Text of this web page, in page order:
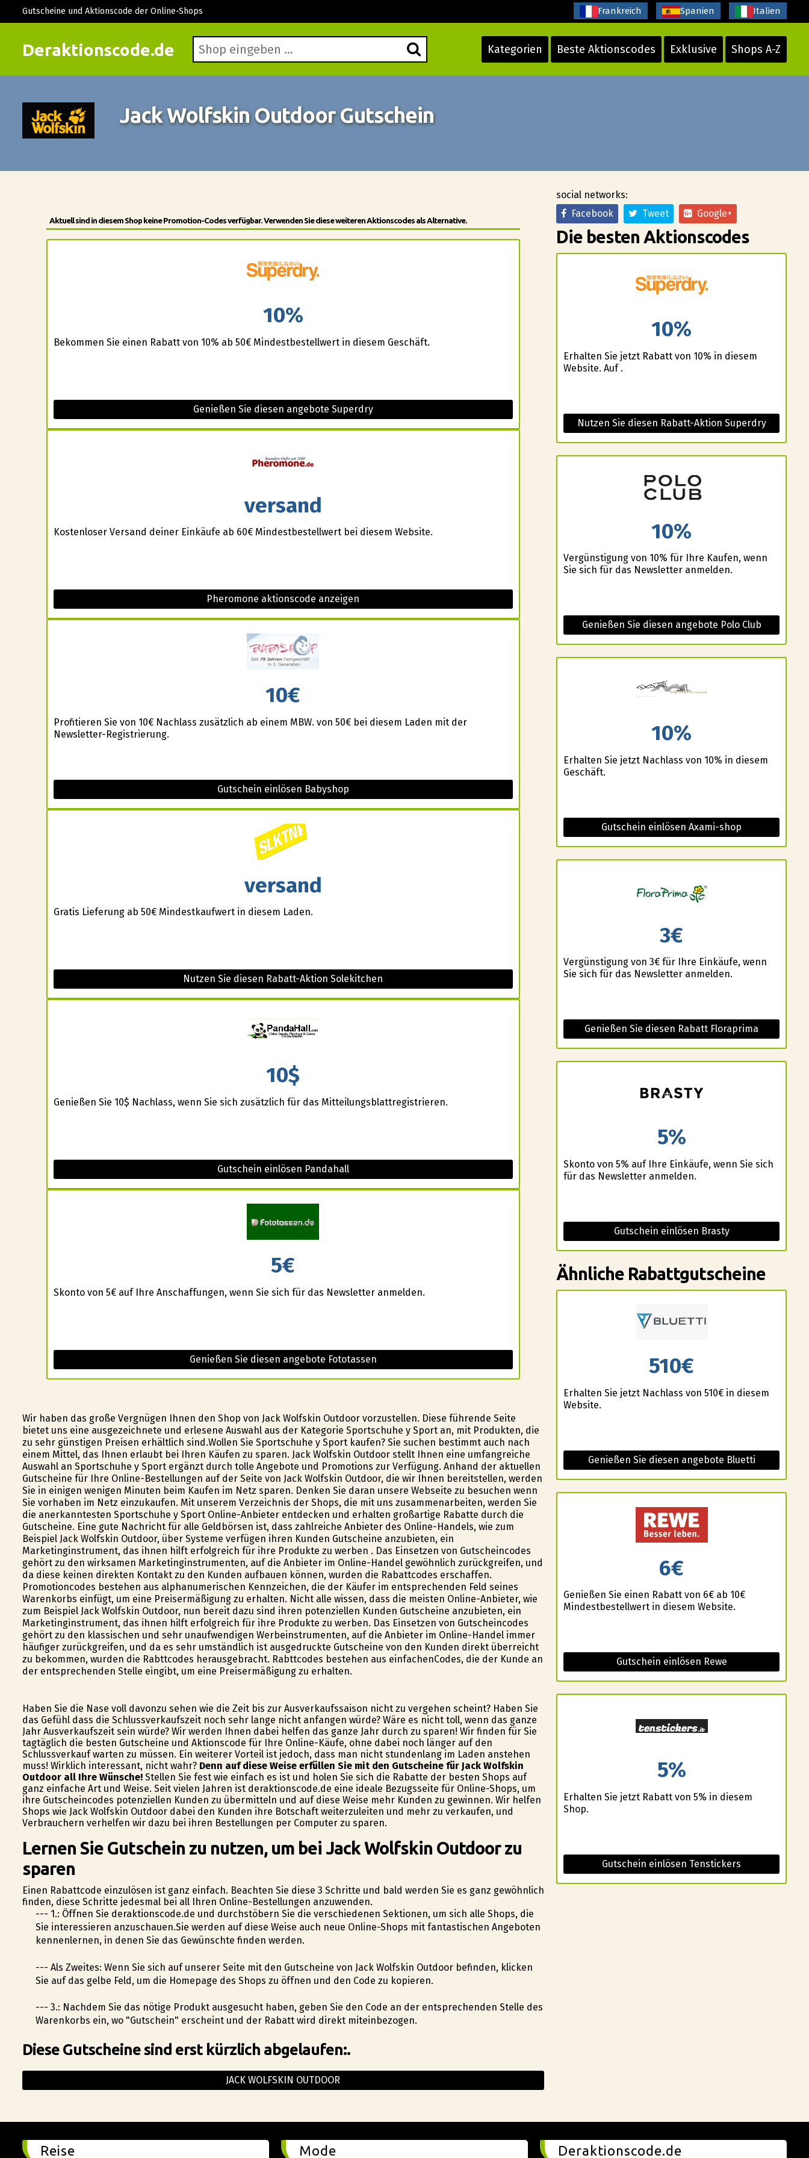
Deraktionscode.de Kategorien Beste Aktionscodes Exklusive Shops A-Z
Gutscheine und Aktionscode der Online-Shops Frankreich Spanien Italien
Jack Wolfskin Outdoor Gutschein
Aktuell sind in diesem Shop keine Promotion-Codes verfügbar. Verwenden Sie diese weiteren Aktionscodes als Alternative.
10%
Bekommen Sie einen Rabatt von 10% ab 50€ Mindestbestellwert in diesem Geschäft.
Genießen Sie diesen angebote Superdry
versand
Kostenloser Versand deiner Einkäufe ab 60€ Mindestbestellwert bei diesem Website.
Pheromone aktionscode anzeigen
10€
Profitieren Sie von 10€ Nachlass zusätzlich ab einem MBW. von 50€ bei diesem Laden mit der
Newsletter-Registrierung.
Gutschein einlösen Babyshop
versand
Gratis Lieferung ab 50€ Mindestkaufwert in diesem Laden.
Nutzen Sie diesen Rabatt-Aktion Solekitchen
10$
Genießen Sie 10$ Nachlass, wenn Sie sich zusätzlich für das Mitteilungsblattregistrieren.
Gutschein einlösen Pandahall
5€
Skonto von 5€ auf Ihre Anschaffungen, wenn Sie sich für das Newsletter anmelden.
Genießen Sie diesen angebote Fototassen
Wir haben das große Vergnügen Ihnen den Shop von Jack Wolfskin Outdoor vorzustellen. Diese führende Seite
bietet uns eine ausgezeichnete und erlesene Auswahl aus der Kategorie Sportschuhe y Sport an, mit Produkten, die
zu sehr günstigen Preisen erhältlich sind.Wollen Sie Sportschuhe y Sport kaufen? Sie suchen bestimmt auch nach
einem Mittel, das Ihnen erlaubt bei Ihren Käufen zu sparen. Jack Wolfskin Outdoor stellt Ihnen eine umfangreiche
Auswahl an Sportschuhe y Sport ergänzt durch tolle Angebote und Promotions zur Verfügung. Anhand der aktuellen
Gutscheine für Ihre Online-Bestellungen auf der Seite von Jack Wolfskin Outdoor, die wir Ihnen bereitstellen, werden
Sie in einigen wenigen Minuten beim Kaufen im Netz sparen. Denken Sie daran unsere Webseite zu besuchen wenn
Sie vorhaben im Netz einzukaufen. Mit unserem Verzeichnis der Shops, die mit uns zusammenarbeiten, werden Sie
die anerkanntesten Sportschuhe y Sport Online-Anbieter entdecken und erhalten großartige Rabatte durch die
Gutscheine. Eine gute Nachricht für alle Geldbörsen ist, dass zahlreiche Anbieter des Online-Handels, wie zum
Beispiel Jack Wolfskin Outdoor, über Systeme verfügen ihren Kunden Gutscheine anzubieten, ein
Marketinginstrument, das ihnen hilft erfolgreich für ihre Produkte zu werben . Das Einsetzen von Gutscheincodes
gehört zu den wirksamen Marketinginstrumenten, auf die Anbieter im Online-Handel gewöhnlich zurückgreifen, und
da diese keinen direkten Kontakt zu den Kunden aufbauen können, wurden die Rabattcodes erschaffen.
Promotioncodes bestehen aus alphanumerischen Kennzeichen, die der Käufer im entsprechenden Feld seines
Warenkorbs einfügt, um eine Preisermäßigung zu erhalten. Nicht alle wissen, dass die meisten Online-Anbieter, wie
zum Beispiel Jack Wolfskin Outdoor, nun bereit dazu sind ihren potenziellen Kunden Gutscheine anzubieten, ein
Marketinginstrument, das ihnen hilft erfolgreich für ihre Produkte zu werben. Das Einsetzen von Gutscheincodes
gehört zu den klassischen und sehr unaufwendigen Werbeinstrumenten, auf die Anbieter im Online-Handel immer
häufiger zurückgreifen, und da es sehr umständlich ist ausgedruckte Gutscheine von den Kunden direkt überreicht
zu bekommen, wurden die Rabttcodes herausgebracht. Rabttcodes bestehen aus einfachenCodes, die der Kunde an
der entsprechenden Stelle eingibt, um eine Preisermäßigung zu erhalten.
Haben Sie die Nase voll davonzu sehen wie die Zeit bis zur Ausverkaufssaison nicht zu vergehen scheint? Haben Sie
das Gefühl dass die Schlussverkaufszeit noch sehr lange nicht anfangen würde? Wäre es nicht toll, wenn das ganze
Jahr Ausverkaufszeit sein würde? Wir werden Ihnen dabei helfen das ganze Jahr durch zu sparen! Wir finden für Sie
tagtäglich die besten Gutscheine und Aktionscode für Ihre Online-Käufe, ohne dabei noch länger auf den
Schlussverkauf warten zu müssen. Ein weiterer Vorteil ist jedoch, dass man nicht stundenlang im Laden anstehen
muss! Wirklich interessant, nicht wahr? Denn auf diese Weise erfüllen Sie mit den Gutscheine für Jack Wolfskin
Outdoor all Ihre Wünsche!Stellen Sie fest wie einfach es ist und holen Sie sich die Rabatte der besten Shops auf
ganz einfache Art und Weise. Seit vielen Jahren ist deraktionscode.de eine ideale Bezugsseite für Online-Shops, um
ihre Gutscheincodes potenziellen Kunden zu übermitteln und auf diese Weise mehr Kunden zu gewinnen. Wir helfen
Shops wie Jack Wolfskin Outdoor dabei den Kunden ihre Botschaft weiterzuleiten und mehr zu verkaufen, und
Verbrauchern verhelfen wir dazu bei ihren Bestellungen per Computer zu sparen.
Lernen Sie Gutschein zu nutzen, um bei Jack Wolfskin Outdoor zu
sparen
Einen Rabattcode einzulösen ist ganz einfach. Beachten Sie diese 3 Schritte und bald werden Sie es ganz gewöhnlich
finden, diese Schritte jedesmal bei all Ihren Online-Bestellungen anzuwenden.
--- 1.: Öffnen Sie deraktionscode.de und durchstöbern Sie die verschiedenen Sektionen, um sich alle Shops, die
Sie interessieren anzuschauen.Sie werden auf diese Weise auch neue Online-Shops mit fantastischen Angeboten
kennenlernen, in denen Sie das Gewünschte finden werden.
--- Als Zweites: Wenn Sie sich auf unserer Seite mit den Gutscheine von Jack Wolfskin Outdoor befinden, klicken
Sie auf das gelbe Feld, um die Homepage des Shops zu öffnen und den Code zu kopieren.
--- 3.: Nachdem Sie das nötige Produkt ausgesucht haben, geben Sie den Code an der entsprechenden Stelle des
Warenkorbs ein, wo "Gutschein" erscheint und der Rabatt wird direkt miteinbezogen.
Diese Gutscheine sind erst kürzlich abgelaufen:.
JACK WOLFSKIN OUTDOOR
social networks:
Facebook
Tweet Google+
Die besten Aktionscodes
10%
Erhalten Sie jetzt Rabatt von 10% in diesem
Website. Auf .
Nutzen Sie diesen Rabatt-Aktion Superdry
10%
Vergünstigung von 10% für Ihre Kaufen, wenn
Sie sich für das Newsletter anmelden.
Genießen Sie diesen angebote Polo Club
10%
Erhalten Sie jetzt Nachlass von 10% in diesem
Geschäft.
Gutschein einlösen Axami-shop
3€
Vergünstigung von 3€ für Ihre Einkäufe, wenn
Sie sich für das Newsletter anmelden.
Genießen Sie diesen Rabatt Floraprima
5%
Skonto von 5% auf Ihre Einkäufe, wenn Sie sich
für das Newsletter anmelden.
Gutschein einlösen Brasty
Ähnliche Rabattgutscheine
510€
Erhalten Sie jetzt Nachlass von 510€ in diesem
Website.
Genießen Sie diesen angebote Bluetti
6€
Genießen Sie einen Rabatt von 6€ ab 10€
Mindestbestellwert in diesem Website.
Gutschein einlösen Rewe
5%
Erhalten Sie jetzt Rabatt von 5% in diesem
Shop.
Gutschein einlösen Tenstickers
Reise Mode Deraktionscode.de